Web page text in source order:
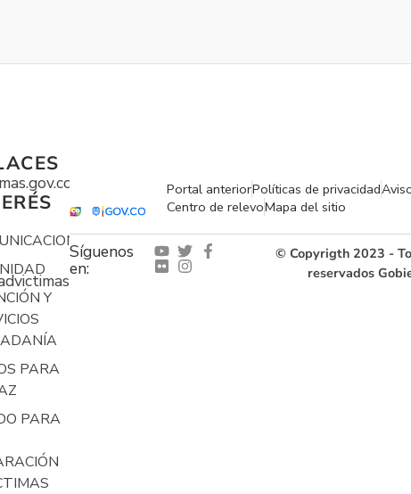
Y
PARA
PARA
Portal anteriorPolíticas de privacidad
Centro de relevoMapa del sitio
Síguenos
en:
© Copyrigth 2023 -
reservados